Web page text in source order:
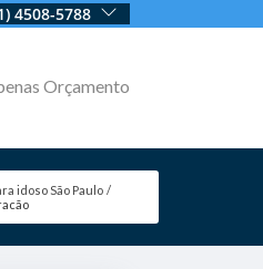
4508-5788
Orçamento
idoso São Paulo